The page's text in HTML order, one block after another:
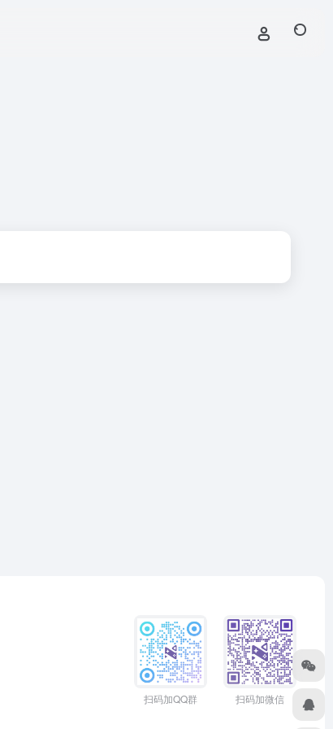
扫码加QQ群 扫码加微信